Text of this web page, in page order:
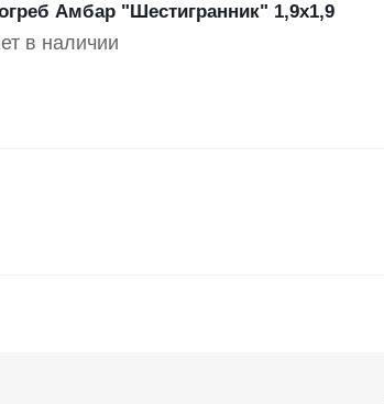
Амбар "Шестигранник" 1,9х1,9
в наличии